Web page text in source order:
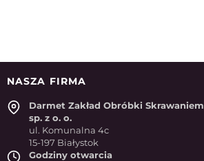
NASZA FIRMA
Darmet Zakład Obróbki Skrawaniem
sp. z o. o.
ul. Komunalna 4c
15-197 Białystok
Godziny otwarcia